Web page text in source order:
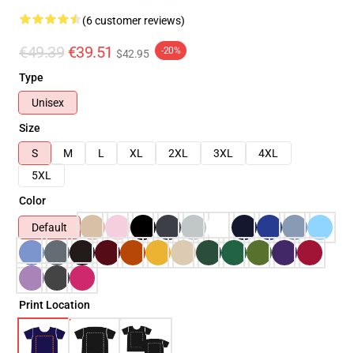
(6 customer reviews)
€49.39 €39.51 $42.95 -20%
Type
Unisex
Size
S
M L XL 2XL 3XL
4XL
5XL
Color
Default
Print Location